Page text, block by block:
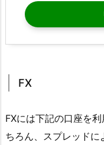
FX
FXには下記の口座を
ちろん、スプレッド